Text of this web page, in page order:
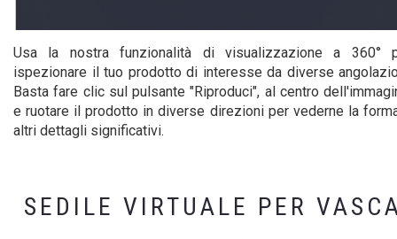
Usa la nostra funzionalità di visualizzazione a 360°
ispezionare il tuo prodotto di interesse da diverse
Basta fare clic sul pulsante "Riproduci", al centro
e ruotare il prodotto in diverse direzioni per vederne la
altri dettagli significativi.
SEDILE VIRTUALE PER